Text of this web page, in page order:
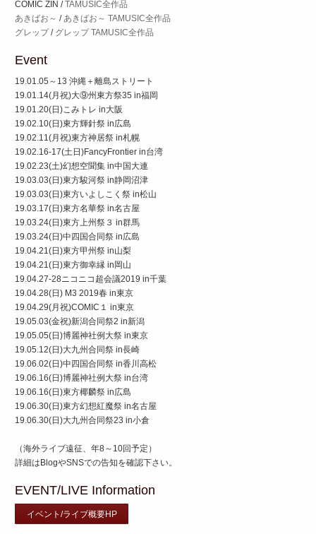
COMIC ZIN /TAMUSIC全作品
あきばお～ / あきばお～ TAMUSIC全作品
グレップ/ グレップ TAMUSIC全作品
Event
19.01.05～13 沖縄＋離島ストリート
19.01.14(月祝)大⑨州東方祭35 in福岡
19.01.20(日)こみトレ in大阪
19.02.10(日)東方輝針祭 in広島
19.02.11(月祝)東方神居祭 in札幌
19.02.16-17(土日)FancyFrontier in台湾
19.02.23(土)幻想空聞集 in中国大連
19.03.03(日)東方駿河祭 in静岡沼津
19.03.03(日)東方いよしこく祭 in松山
19.03.17(日)東方名華祭 in名古屋
19.03.24(日)東方上州祭３ in群馬
19.03.24(日)中四国合同祭 in広島
19.04.21(日)東方甲州祭 in山梨
19.04.21(日)東方御幸縁 in岡山
19.04.27-28ニコニコ超会議2019 in千葉
19.04.28(日) M3 2019春 in東京
19.04.29(月祝)COMIC１ in東京
19.05.03(金祝)新潟合同祭2 in新潟
19.05.05(日)博麗神社例大祭 in東京
19.05.12(日)大九州合同祭 in長崎
19.06.02(日)中四国合同祭 in香川高松
19.06.16(日)博麗神社例大祭 in台湾
19.06.16(日)東方椰麟祭 in広島
19.06.30(日)東方幻想紅魔祭 in名古屋
19.06.30(日)大九州合同祭23 in小倉
（海外ライブ遠征、年8～10回予定）
詳細はBlogやSNSでの告知を確認下さい。
EVENT/LIVE Information
イベント/ライブ概要HP